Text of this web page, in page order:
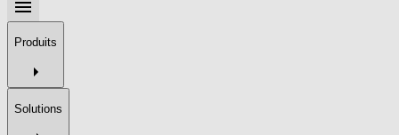
Produits
Solutions